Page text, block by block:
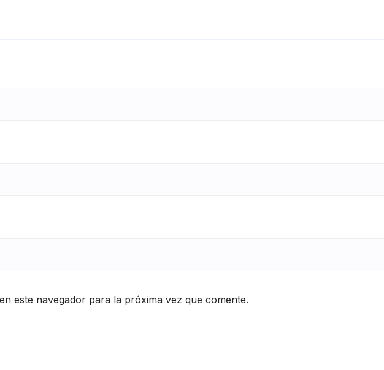
este navegador para la próxima vez que comente.